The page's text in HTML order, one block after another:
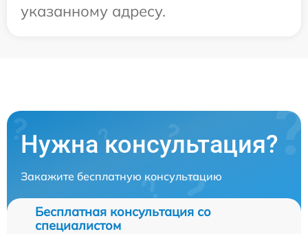
указанному адресу.
Нужна консультация?
Закажите бесплатную консультацию
Бесплатная консультация со
специалистом